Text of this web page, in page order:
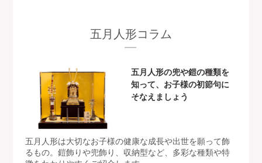
五月人形コラム
五月人形の兜や鎧の種類を
知って、お子様の初節句に
そなえましょう
五月人形は大切なお子様の健康な成長や出世を願って飾
るもの。鎧飾りや兜飾り、収納型など、多彩な種類や特